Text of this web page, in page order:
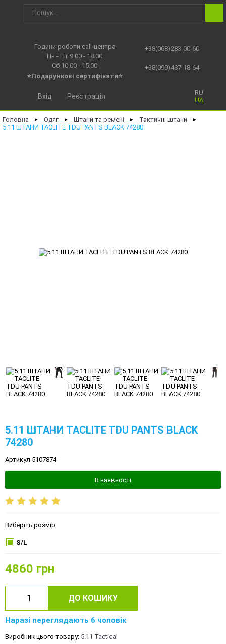
Години роботи call-центра
Пн - Пт 9.00 - 18.00
Сб 10.00 - 15.00
⭐Подарункові сертифікати⭐
+38(068)283-00-60
+38(099)487-18-64
RU
UA
Вхід Реєстрація
Головна ► Одяг ► Штани та ремені ► Тактичні штани ►
5.11 ШТАНИ TACLITE TDU PANTS BLACK 74280
5.11 ШТАНИ TACLITE TDU PANTS BLACK
74280
Артикул 5107874
В наявності
Виберіть розмір
S/L
4860 грн
ДО КОШИКУ
Наразі переглядають 6 чоловік
Виробник цього товару: 5.11 Tactical